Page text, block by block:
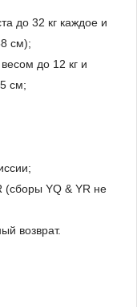
до 32 кг каждое и
см);
до 12 кг и
см;
(сборы YQ & YR не
возврат.